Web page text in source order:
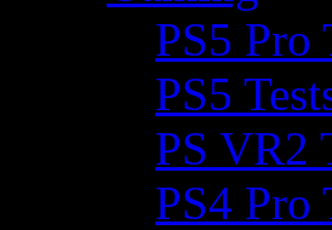
PS5 Pro
PS5
PS VR2
PS4 Pro